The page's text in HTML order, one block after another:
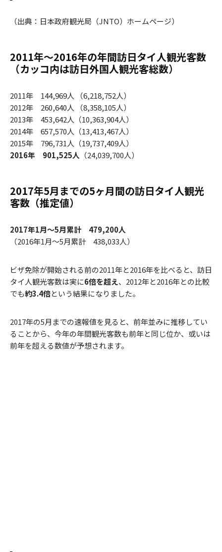
（出典：日本政府観光局（JNTO）ホームページ）
2011年～2016年の年間訪日タイ人観光客数
（カッコ内は訪日外国人観光客総数）
2011年 144,969人 （6,218,752人）
2012年 260,640人 （8,358,105人）
2013年 453,642人（10,363,904人）
2014年 657,570人（13,413,467人）
2015年 796,731人（19,737,409人）
2016年 901,525人 （24,039,700人）
2017年5月までの5ヶ月間の訪日タイ人観光
客数（推定値）
2017年1月～5月累計 479,200人
（2016年1月～5月累計 438,033人）
ビザ免除が開始される前の2011年と2016年を比べると、訪日
タイ人観光客数は実に6倍を超え、2012年と2016年との比較
でも約3.4倍という結果になりました。
2017年の5月までの速報値を見ると、前年並みに推移してい
ることから、今年の年間観光客数も前年と同じ位か、或いは
前年を超える数値が予想されます。